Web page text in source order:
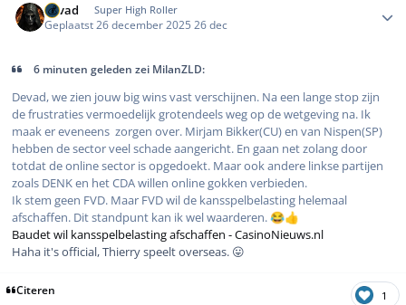
devad Super High Roller
Geplaatst26 december 202526 dec
6 minuten geleden zei MilanZLD:
Devad, we zien jouw big wins vast verschijnen. Na een lange stop zijn
de frustraties vermoedelijk grotendeels weg op de wetgeving na. Ik
maak er eveneens zorgen over. Mirjam Bikker(CU) en van Nispen(SP)
hebben de sector veel schade aangericht. En gaan net zolang door
totdat de online sector is opgedoekt. Maar ook andere linkse partijen
zoals DENK en het CDA willen online gokken verbieden.
Ik stem geen FVD. Maar FVD wil de kansspelbelasting helemaal
afschaffen. Dit standpunt kan ik wel waarderen. 😂👍
Baudet wil kansspelbelasting afschaffen - CasinoNieuws.nl
Haha it's official, Thierry speelt overseas. 😛
Citeren 1